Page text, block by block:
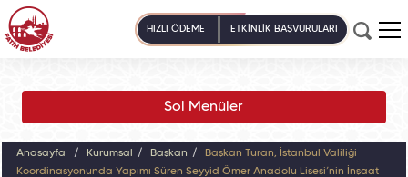
HIZLI ÖDEME ETKİNLİK BAŞVURULARI
Sol Menüler
Anasayfa Kurumsal Başkan
Başkan Turan, İstanbul Valiliği
Koordinasyonunda Yapımı Süren Seyyid Ömer Anadolu Lisesi’nin İnşaat